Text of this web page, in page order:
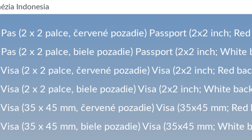
Pas (2 x 2 palce, červené pozadie) Passport (2x2 inch;
Pas (2 x 2 palce, biele pozadie) Passport (2x2 inch; White
Visa (2 x 2 palce, červené pozadie) Visa (2x2 inch; Red
Visa (2 x 2 palce, biele pozadie) Visa (2x2 inch; White
Visa (35 x 45 mm, červené pozadie) Visa (35x45 mm;
Visa (35 x 45 mm, biele pozadie) Visa (35x45 mm; White